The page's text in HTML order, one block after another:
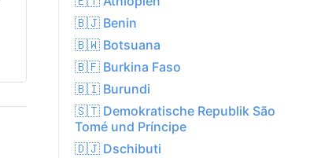
🇧🇯 Benin
🇧🇼 Botsuana
🇧🇫 Burkina Faso
🇧🇮 Burundi
🇸🇹 Demokratische Republik São
Tomé und Príncipe
🇩🇯 Dschibuti